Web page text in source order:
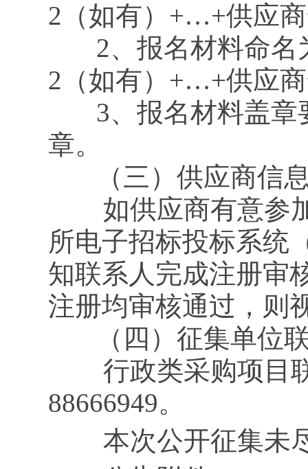
2（如有）+…+供应
2、报名材料命名
2（如有）+…+供应
3、报名材料盖章
章。
（三）供应商信
如供应商有意参加
所电子招标投标系统
知联系人完成注册审
注册均审核通过，则
（四）征集单位
行政类采购项目联
88666949。
本次公开征集未尽